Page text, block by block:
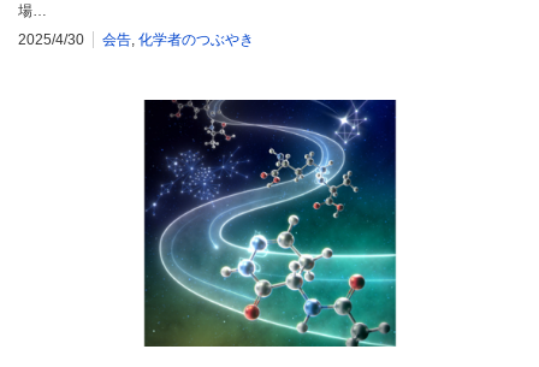
場…
2025/4/30
会告 化学者のつぶやき